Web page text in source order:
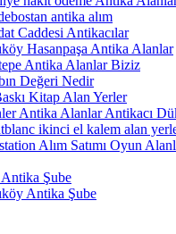
antika alım
Caddesi Antikacılar
Hasanpaşa Antika Alanlar
Antika Alanlar Biziz
Değeri Nedir
Kitap Alan Yerler
Antika Alanlar Antikacı
ikinci el kalem alan
Alım Satımı Oyun
Şube
Antika Şube